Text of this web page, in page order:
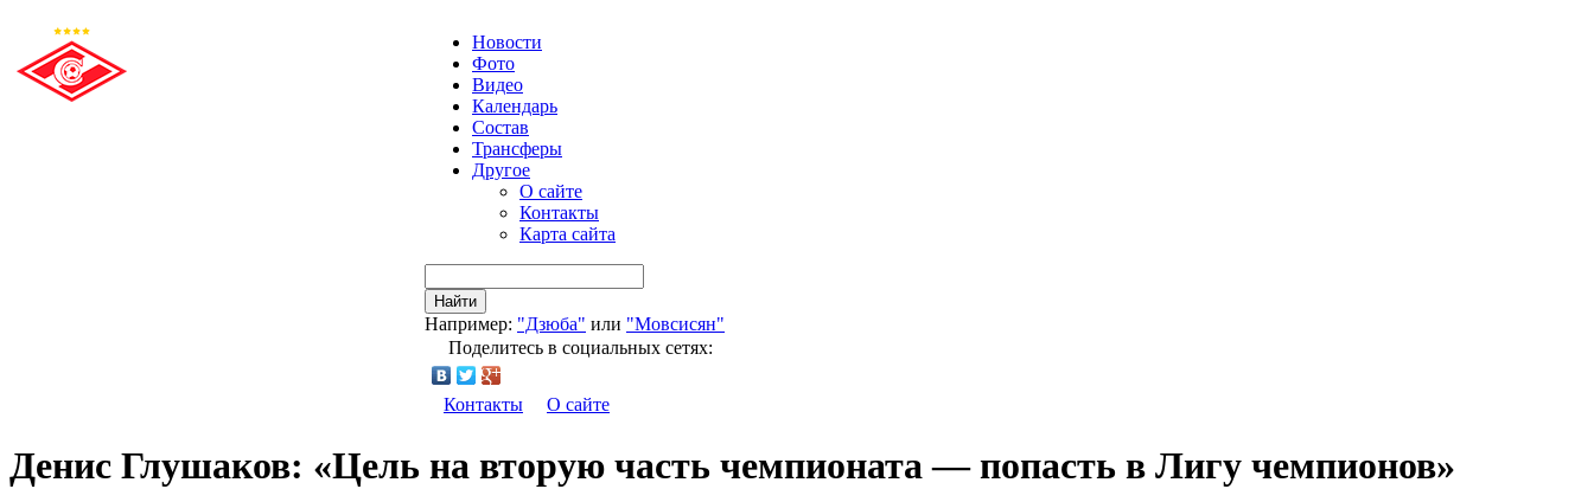
Новости
Фото
Видео
Календарь
Состав
Трансферы
Другое
О сайте
Контакты
Карта сайта
Найти
Например: "Дзюба" или "Мовсисян"
Поделитесь в социальных сетях:
Контакты О сайте
Денис Глушаков: «Цель на вторую часть чемпионата — попасть в Лигу чемпионов»